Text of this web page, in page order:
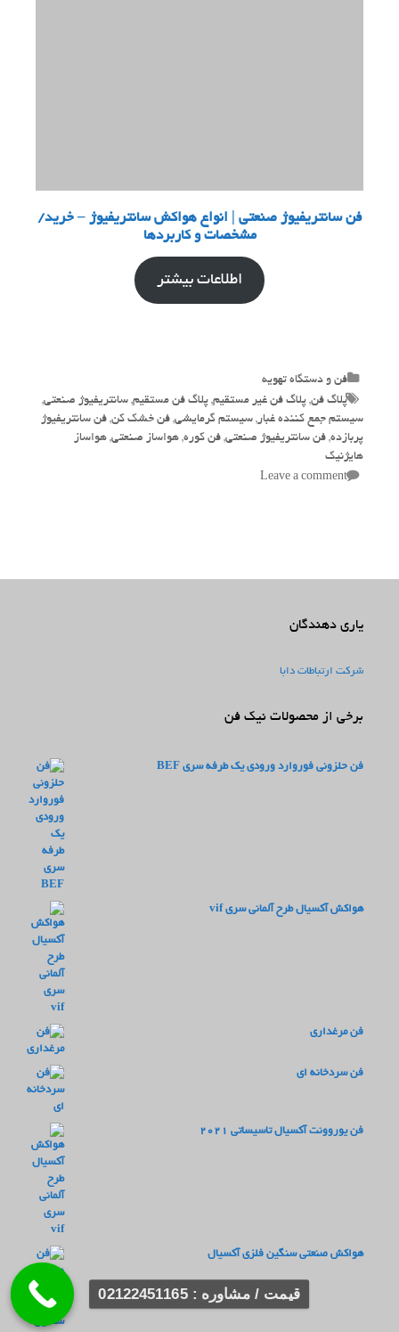
فن سانتریفیوژ صنعتی | انواع هواکش سانتریفیوژ – خرید/
مشخصات و کاربردها
اطلاعات بیشتر
Categories
فن و دستگاه تهویه
Tags
پلاگ فن, پلاگ فن غیر مستقیم, پلاگ فن مستقیم, سانتریفیوژ صنعتی,
سیستم جمع کننده غبار, سیستم گرمایشی, فن خشک کن, فن سانتریفیوژ
پربازده, فن سانتریفیوژ صنعتی, فن کوره, هواساز صنعتی, هواساز
هایژنیک
Leave a comment
یاری دهندگان
شرکت ارتباطات دابا
برخی از محصولات نیک فن
فن حلزونی فوروارد ورودی یک طرفه سری BEF
هواکش آکسیال طرح آلمانی سری vif
فن مرغداری
فن سردخانه ای
فن یوروونت آکسیال تاسیساتی 2021
هواکش صنعتی سنگین فلزی آکسیال
قیمت / مشاوره : 02122451165